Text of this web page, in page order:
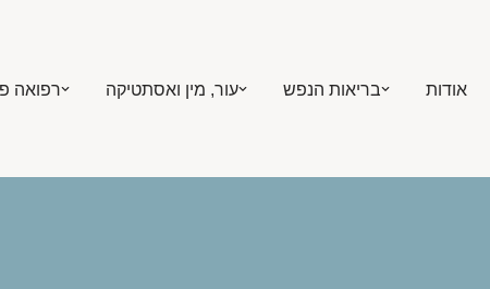
אודות בריאות הנפש עור, מין ואסתטיקה רפואה